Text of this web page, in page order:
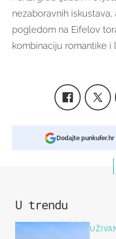
nezaboravnih
pogledom na Eifelov
kombinaciju romantike i
Dodajte
U trendu